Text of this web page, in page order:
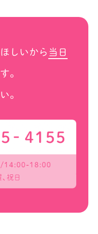
しいから 当日
。
。